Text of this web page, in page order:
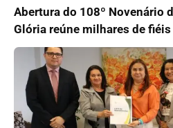
Abertura do 108º Novenário
Glória reúne milhares de